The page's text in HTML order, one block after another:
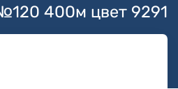
400м цвет 9291